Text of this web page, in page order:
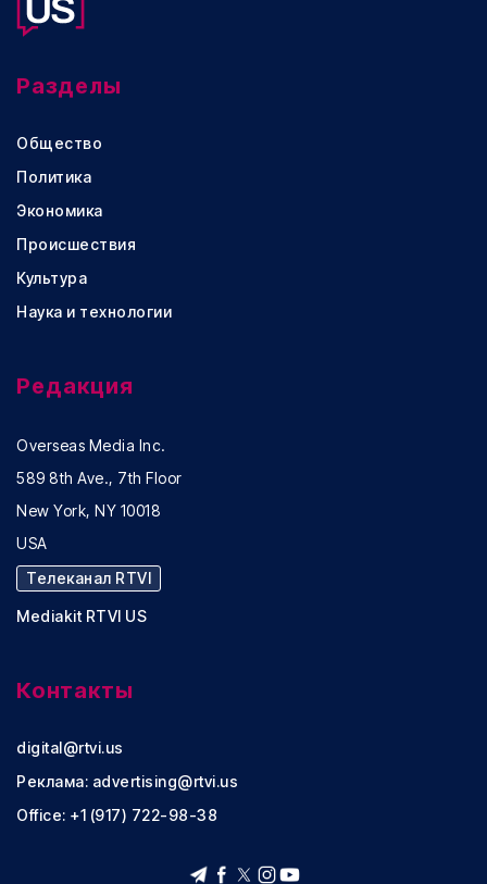
Разделы
Общество
Политика
Экономика
Происшествия
Культура
Наука и технологии
Редакция
Overseas Media Inc.
589 8th Ave., 7th Floor
New York, NY 10018
USA
Телеканал RTVI
Mediakit RTVI US
Контакты
digital@rtvi.us
Реклама: advertising@rtvi.us
Office: +1 (917) 722-98-38